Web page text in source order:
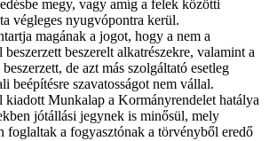
megy, vagy amíg a felek közötti
végleges nyugvópontra kerül.
magának a jogot, hogy a nem a
beszerzett beszerelt alkatrészekre, valamint a
de azt más szolgáltató esetleg
beépítésre szavatosságot nem vállal.
kiadott Munkalap a Kormányrendelet hatálya
jótállási jegynek is minősül, mely
foglaltak a fogyasztónak a törvényből eredő